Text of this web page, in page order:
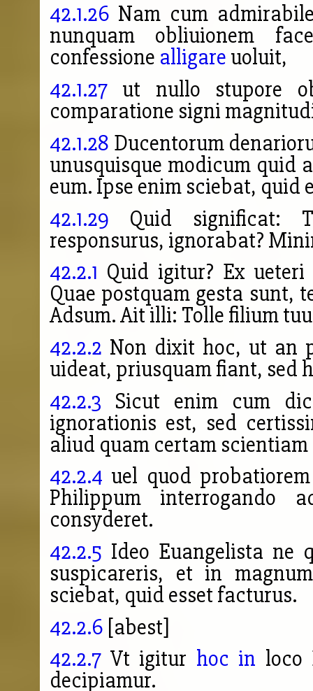
42.1.26 Nam cum
nunquam obliuionem
confessione alligare uoluit,
42.1.27ut nullo stupore
comparatione signi
42.1.28 Ducentorum
unusquisque modicum quid
eum. Ipse enim sciebat, quid
42.1.29 Quid significat:
responsurus, ignorabat?
42.2.1 Quid igitur? Ex ueteri
Quae postquam gesta sunt,
Adsum. Ait illi: Tolle filium
42.2.2 Non dixit hoc, ut an
uideat, priusquam fiant, sed
42.2.3 Sicut enim cum
ignorationis est, sed
aliud quam certam
42.2.4 uel quod
Philippum interrogando
consyderet.
42.2.5 Ideo Euangelista ne
suspicareris, et in
sciebat, quid esset facturus.
42.2.6 [abest]
42.2.7Vt igitur hoc in loco
decipiamur.